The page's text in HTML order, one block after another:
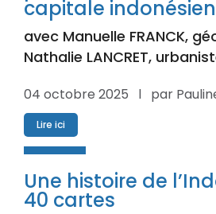
capitale
avec Manuelle FRANCK,
Nathalie LANCRET,
04 octobre 2025 l par
Lire ici
Une histoire de
40 cartes